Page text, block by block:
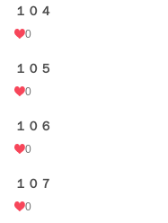
１０４
0
１０５
0
１０６
0
１０７
0